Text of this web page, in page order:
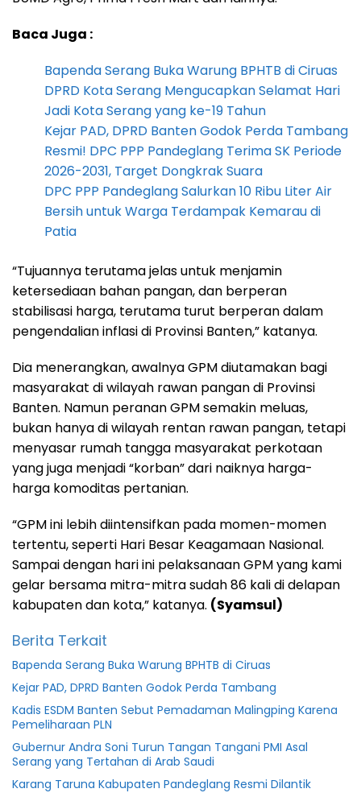
Baca Juga :
Bapenda Serang Buka Warung BPHTB di Ciruas
DPRD Kota Serang Mengucapkan Selamat Hari
Jadi Kota Serang yang ke-19 Tahun
Kejar PAD, DPRD Banten Godok Perda Tambang
Resmi! DPC PPP Pandeglang Terima SK Periode
2026-2031, Target Dongkrak Suara
DPC PPP Pandeglang Salurkan 10 Ribu Liter Air
Bersih untuk Warga Terdampak Kemarau di
Patia
“Tujuannya terutama jelas untuk menjamin
ketersediaan bahan pangan, dan berperan
stabilisasi harga, terutama turut berperan dalam
pengendalian inflasi di Provinsi Banten,” katanya.
Dia menerangkan, awalnya GPM diutamakan bagi
masyarakat di wilayah rawan pangan di Provinsi
Banten. Namun peranan GPM semakin meluas,
bukan hanya di wilayah rentan rawan pangan, tetapi
menyasar rumah tangga masyarakat perkotaan
yang juga menjadi “korban” dari naiknya harga-
harga komoditas pertanian.
“GPM ini lebih diintensifkan pada momen-momen
tertentu, seperti Hari Besar Keagamaan Nasional.
Sampai dengan hari ini pelaksanaan GPM yang kami
gelar bersama mitra-mitra sudah 86 kali di delapan
kabupaten dan kota,” katanya. (Syamsul)
Berita Terkait
Bapenda Serang Buka Warung BPHTB di Ciruas
Kejar PAD, DPRD Banten Godok Perda Tambang
Kadis ESDM Banten Sebut Pemadaman Malingping Karena
Pemeliharaan PLN
Gubernur Andra Soni Turun Tangan Tangani PMI Asal
Serang yang Tertahan di Arab Saudi
Karang Taruna Kabupaten Pandeglang Resmi Dilantik